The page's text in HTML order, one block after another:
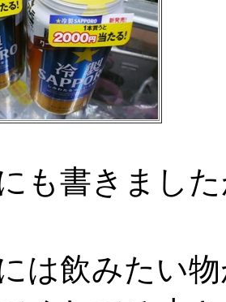
も書きまし
は飲みたい